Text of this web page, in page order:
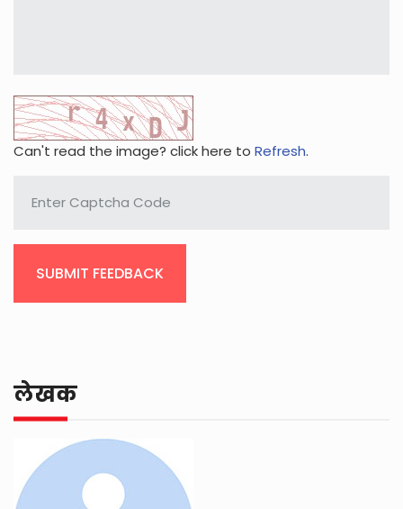
Can't read the image? click here to Refresh.
SUBMIT FEEDBACK
लेखक